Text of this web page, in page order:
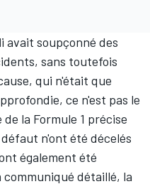
avait soupçonné des
sans toutefois
qui n'était que
ce n'est pas le
la Formule 1 précise
n'ont été décelés
également été
détaillé, la